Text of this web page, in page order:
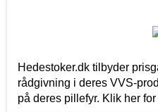
Hedestoker.dk tilbyder
rådgivning i deres VVS-
på deres pillefyr. Klik her